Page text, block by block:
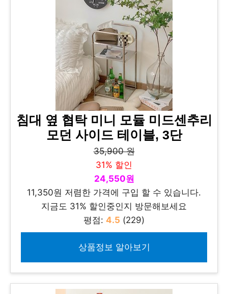
침대 옆 협탁 미니 모듈 미드센추리
모던 사이드 테이블, 3단
35,900 원
31% 할인
24,550원
11,350원 저렴한 가격에 구입 할 수 있습니다.
지금도 31% 할인중인지 방문해보세요
평점: 4.5 (229)
상품정보 알아보기